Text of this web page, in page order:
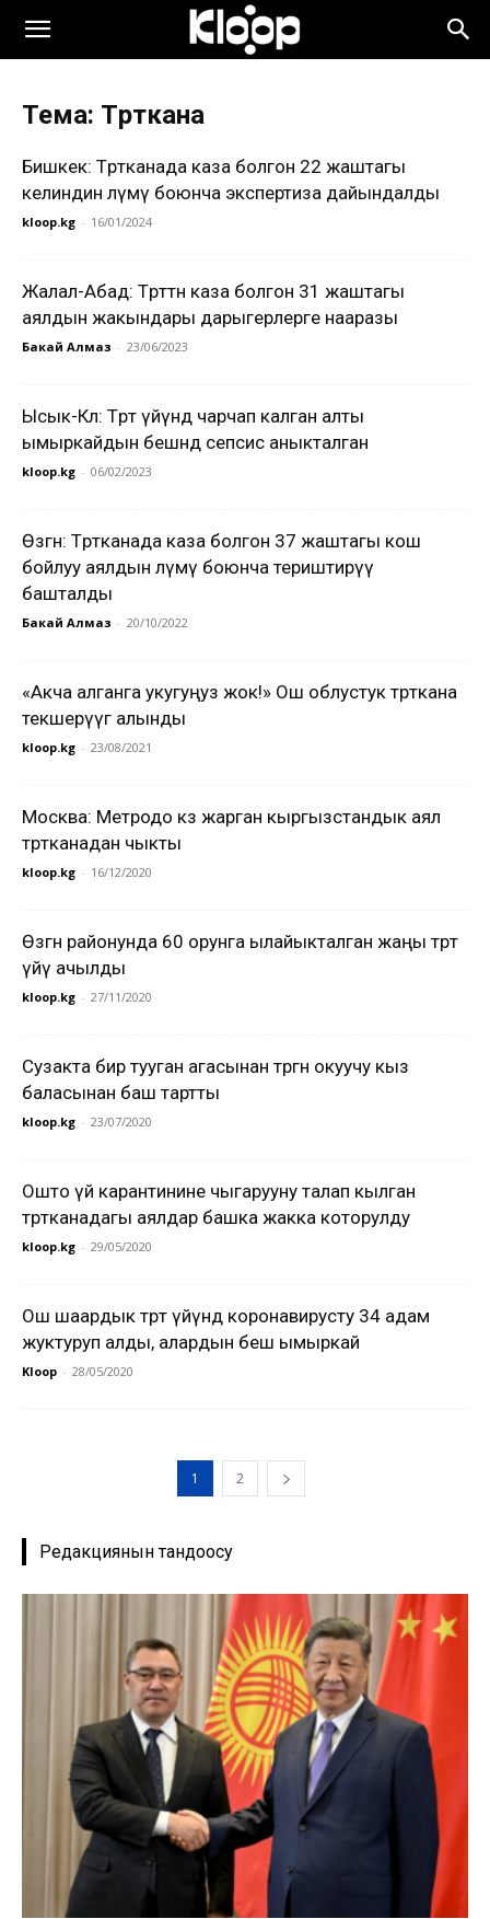
Тема: Төрөткана
Бишкек: Төрөтканада каза болгон 22 жаштагы
келиндин өлүмү боюнча экспертиза дайындалды
kloop.kg - 16/01/2024
Жалал-Абад: Төрөттөн каза болгон 31 жаштагы
аялдын жакындары дарыгерлерге нааразы
Бакай Алмаз - 23/06/2023
Ысык-Көл: Төрөт үйүндө чарчап калган алты
ымыркайдын бешөөндө сепсис аныкталган
kloop.kg - 06/02/2023
Өзгөн: Төрөтканада каза болгон 37 жаштагы кош
бойлуу аялдын өлүмү боюнча териштирүү
башталды
Бакай Алмаз - 20/10/2022
«Акча алганга укугуңуз жок!» Ош облустук төрөткана
текшерүүгө алынды
kloop.kg - 23/08/2021
Москва: Метродо көз жарган кыргызстандык аял
төрөтканадан чыкты
kloop.kg - 16/12/2020
Өзгөн районунда 60 орунга ылайыкталган жаңы төрөт
үйү ачылды
kloop.kg - 27/11/2020
Сузакта бир тууган агасынан төрөгөн окуучу кыз
баласынан баш тартты
kloop.kg - 23/07/2020
Ошто үй карантинине чыгарууну талап кылган
төрөтканадагы аялдар башка жакка которулду
kloop.kg - 29/05/2020
Ош шаардык төрөт үйүндө коронавирусту 34 адам
жуктуруп алды, алардын бешөө ымыркай
Kloop - 28/05/2020
1 2
Редакциянын тандоосу